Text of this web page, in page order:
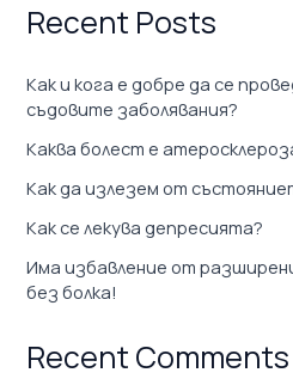
Recent Posts
Как и кога е добре да се
съдовите заболявания?
Каква болест е
Как да излезем от
Как се лекува депресията?
Има избавление от
без болка!
Recent Comments